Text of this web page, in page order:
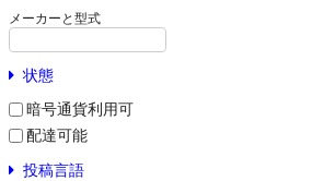
メーカーと型式
状態
暗号通貨利用可
配達可能
投稿言語